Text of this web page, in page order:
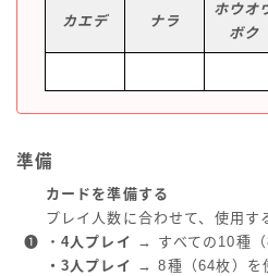
カエデ ナラ
ホウオ
ボク
準備
❶
カードを準備する
プレイ人数に合わせて、使用す
・ 4人プレイ → すべての10種（
・3人プレイ → 8種（64枚）を